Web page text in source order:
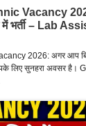
Vacancy
में भर्ती – Lab
2026: अगर आप
लिए सुनहरा अवसर है।